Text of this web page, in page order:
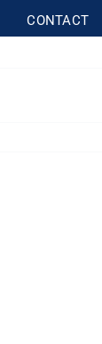
CONTACT